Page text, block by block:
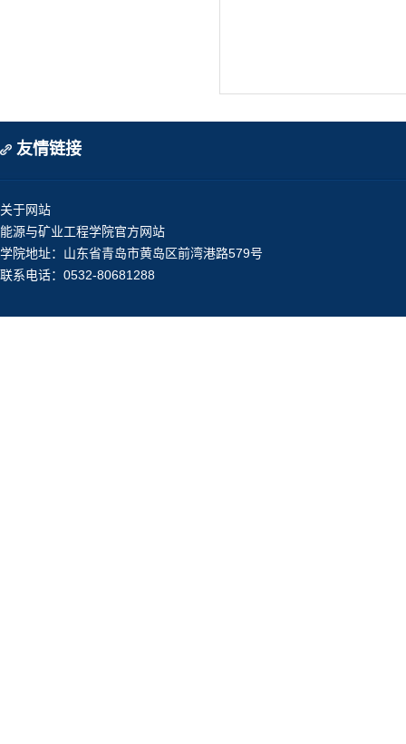
友情链接
关于网站
能源与矿业工程学院官方网站
学院地址：山东省青岛市黄岛区前湾港路579号
联系电话：0532-80681288